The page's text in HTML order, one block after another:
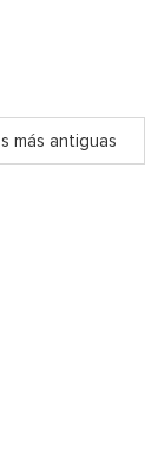
más antiguas